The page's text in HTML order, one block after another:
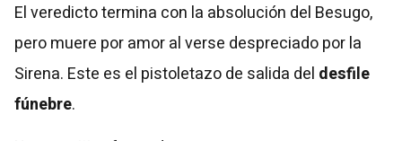
El veredicto termina con la absolución del Besugo,
pero muere por amor al verse despreciado por la
Sirena. Este es el pistoletazo de salida del desfile
fúnebre.